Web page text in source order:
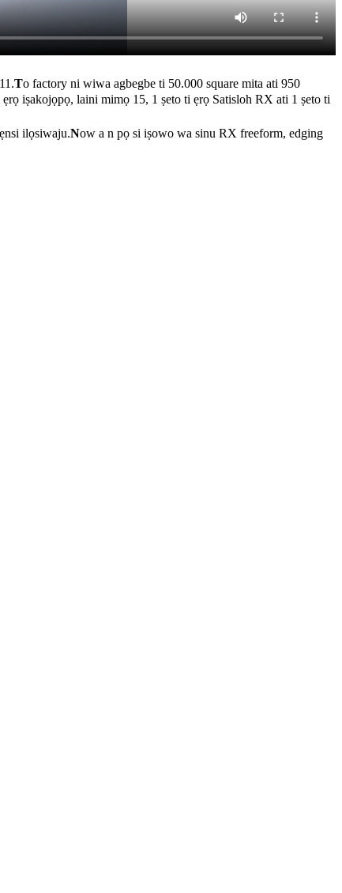
To factory ni wiwa agbegbe ti 50.000 square mita ati 950
iṣakojọpọ, laini mimọ 15, 1 ṣeto ti ẹrọ Satisloh RX ati 1 ṣeto ti
ilọsiwaju.Now a n pọ si iṣowo wa sinu RX freeform, edging